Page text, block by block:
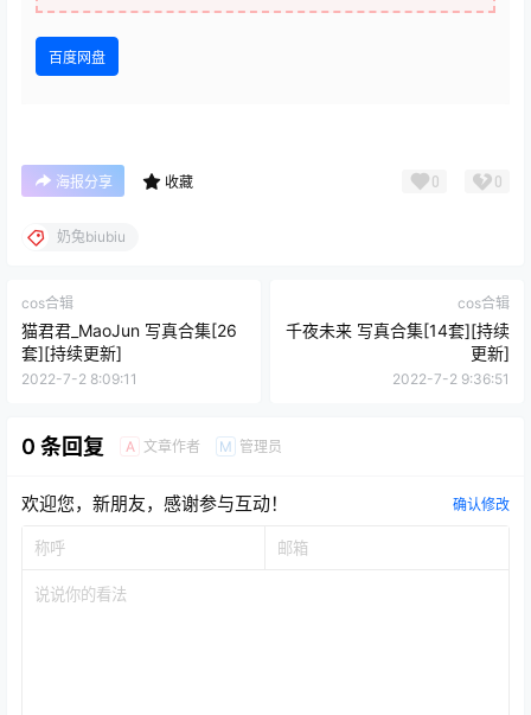
百度网盘
海报分享 收藏 0 0
奶兔biubiu
cos合辑
猫君君_MaoJun 写真合集[26
套][持续更新]
2022-7-2 8:09:11
cos合辑
千夜未来 写真合集[14套][持续
更新]
2022-7-2 9:36:51
0 条回复 A 文章作者 M 管理员
欢迎您，新朋友，感谢参与互动！ 确认修改